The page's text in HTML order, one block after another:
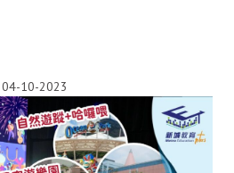
04-10-2023